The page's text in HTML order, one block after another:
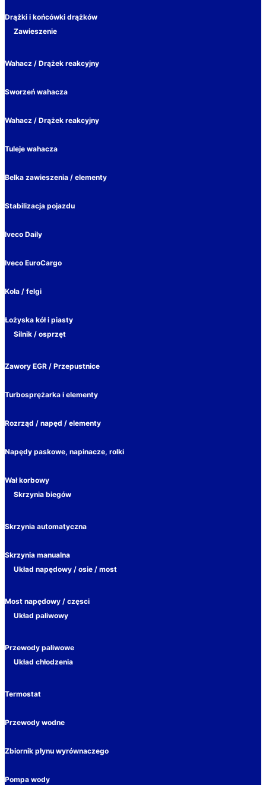
Drążki i końcówki drążków
Zawieszenie
Wahacz / Drążek reakcyjny
Sworzeń wahacza
Wahacz / Drążek reakcyjny
Tuleje wahacza
Belka zawieszenia / elementy
Stabilizacja pojazdu
Iveco Daily
Iveco EuroCargo
Koła / felgi
Łożyska kół i piasty
Silnik / osprzęt
Zawory EGR / Przepustnice
Turbosprężarka i elementy
Rozrząd / napęd / elementy
Napędy paskowe, napinacze, rolki
Wał korbowy
Skrzynia biegów
Skrzynia automatyczna
Skrzynia manualna
Układ napędowy / osie / most
Most napędowy / częsci
Układ paliwowy
Przewody paliwowe
Układ chłodzenia
Termostat
Przewody wodne
Zbiornik płynu wyrównaczego
Pompa wody